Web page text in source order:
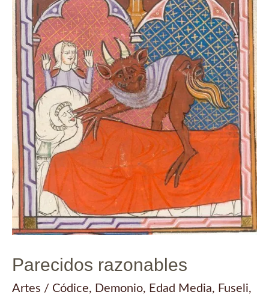
Parecidos razonables
Artes / Códice, Demonio, Edad Media, Fuseli,